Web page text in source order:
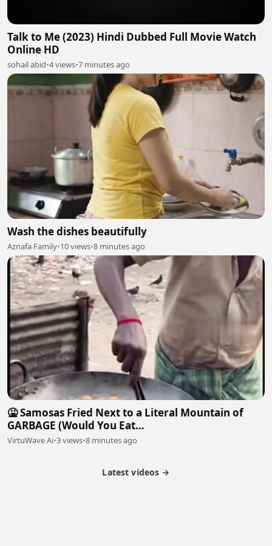
Talk to Me (2023) Hindi Dubbed Full Movie Watch
Online HD
sohail abid•4 views•7 minutes ago
Wash the dishes beautifully
Aznafa Family•10 views•8 minutes ago
​🤮 Samosas Fried Next to a Literal Mountain of
GARBAGE (Would You Eat
This?)#chef#streetfood#cooking
VirtuWave Ai•3 views•8 minutes ago
Latest videos →